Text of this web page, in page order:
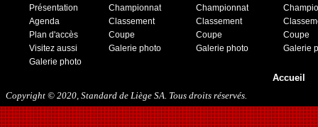
Présentation
Agenda
Plan d'accès
Visitez aussi
Galerie photo
Championnat
Classement
Coupe
Galerie photo
Championnat
Classement
Coupe
Galerie photo
Coupe
Galerie
Accueil
Copyright © 2020, Standard de Liège SA. Tous droits réservés.